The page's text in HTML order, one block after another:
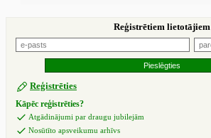
Reģistrētiem lietotājiem
Reģistrēties
Kāpēc reģistrēties?
Atgādinājumi par draugu jubilejām
Nosūtīto apsveikumu arhīvs